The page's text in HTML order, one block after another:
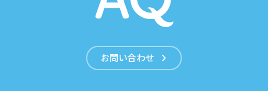
お問い合わせ